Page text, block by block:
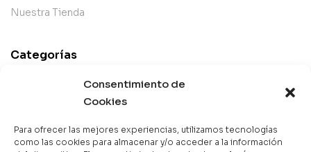
Consentimiento de
Cookies
Para ofrecer las mejores experiencias, utilizamos tecnologías
como las cookies para almacenar y/o acceder a la información
Nuestra Tienda
Categorías
Mejor Valorados
Libros en Oferta